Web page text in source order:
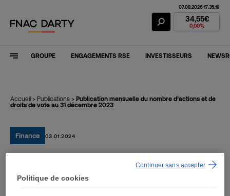
Action Fnac
07.08.2026 17:35:19
34,55€
0,00%
GROUPE ENGAGEMENTS RSE INVESTISSEURS
Accueil > Publications > Publication mensuelle du nombre d’actions et de
droits de vote au 31 décembre 2023
Finance 03.01.2024
Publication mensuelle du
Politique de cookies
Continuer sans accepter